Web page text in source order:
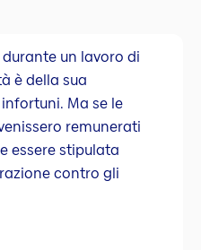
un lavoro di
è della sua
Ma se le
remunerati
essere stipulata
contro gli